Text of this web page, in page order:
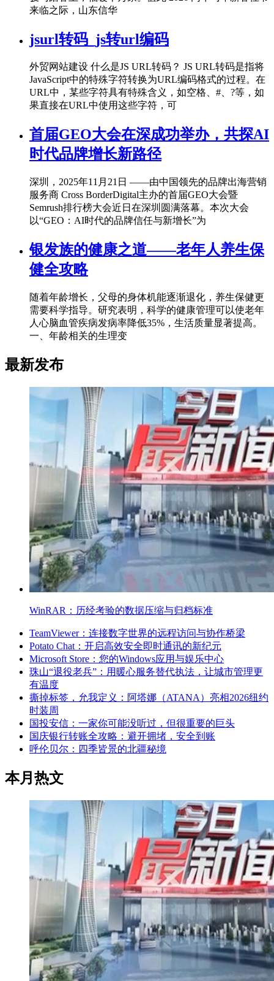
来临之际，山东信华
jsurl转码_js转url编码
外贸网站建设 什么是JS URL转码？ JS URL转码是指将
JavaScript中的特殊字符转换为URL编码格式的过程。在
URL中，某些字符具有特殊含义，如空格、#、?等，如
果直接在URL中使用这些字符，可
首届GEO大会在深成功举办，共探AI
时代品牌增长新路径
深圳，2025年11月21日 ——由中国领先的品牌出海营销
服务商 Cross BorderDigital主办的首届GEO大会暨
Semrush排行榜大会近日在深圳圆满落幕。本次大会
以“GEO：AI时代的品牌信任与新增长”为
银发族的健康之道——老年人养生保
健全攻略
随着年龄增长，父母的身体机能逐渐退化，养生保健更
需要科学指导。研究表明，科学的健康管理可以使老年
人心脑血管疾病发病率降低35%，生活质量显著提高。
一、年龄相关的生理变
最新发布
WinRAR：历经考验的数据压缩与归档标准
TeamViewer：连接数字世界的远程访问与协作桥梁
Potato Chat：开启高效安全即时通讯的新纪元
Microsoft Store：您的Windows应用与娱乐中心
珠山“退役老兵”：用暖心服务替代执法，让城市管理更
有温度
撕掉标签，允我定义：阿塔娜（ATANA）亮相2026纽约
时装周
国投安信：一家你可能没听过，但很重要的巨头
国庆银行转账全攻略：避开拥堵，安全到账
呼伦贝尔：四季皆景的北疆秘境
本月热文